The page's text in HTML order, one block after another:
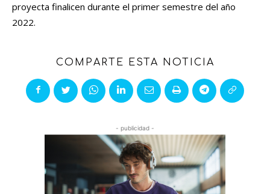
proyecta finalicen durante el primer semestre del año
2022.
COMPARTE ESTA NOTICIA
- publicidad -